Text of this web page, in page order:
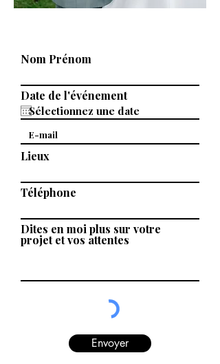
Nom Prénom
Date de l'événement
Lieux
Téléphone
Dites en moi plus sur votre
projet et vos attentes
Envoyer